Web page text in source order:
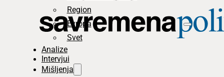
Region
Evropa
Svet
Analize
Intervjui
Mišljenja